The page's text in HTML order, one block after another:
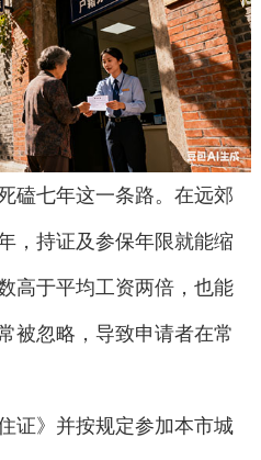
七年这一条路。在远郊
，持证及参保年限就能缩
高于平均工资两倍，也能
被忽略，导致申请者在常
》并按规定参加本市城